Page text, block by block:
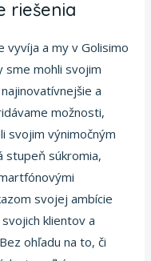
riešenia
vyvíja a my v Golisimo
sme mohli svojim
a
možnosti,
svojim výnimočným
stupeň súkromia,
svojej ambície
klientov a
ohľadu na to, či